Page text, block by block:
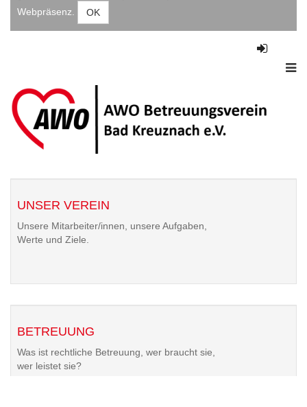
Webpräsenz.
HERZLICH WILLKOMMEN IM AWO BETREUUNGSVEREIN
UNSER VEREIN
Unsere Mitarbeiter/innen, unsere Aufgaben,
Werte und Ziele.
BETREUUNG
Was ist rechtliche Betreuung, wer braucht sie,
wer leistet sie?